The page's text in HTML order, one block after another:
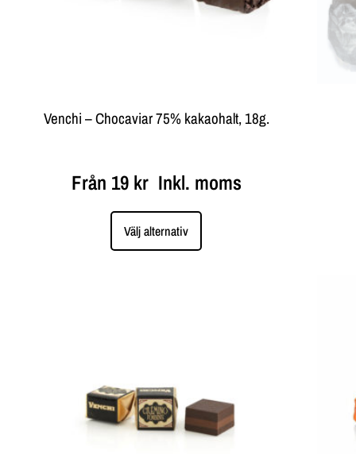
Venchi – Chocaviar 75% kakaohalt, 18g.
Från 19 krInkl. moms
Välj alternativ